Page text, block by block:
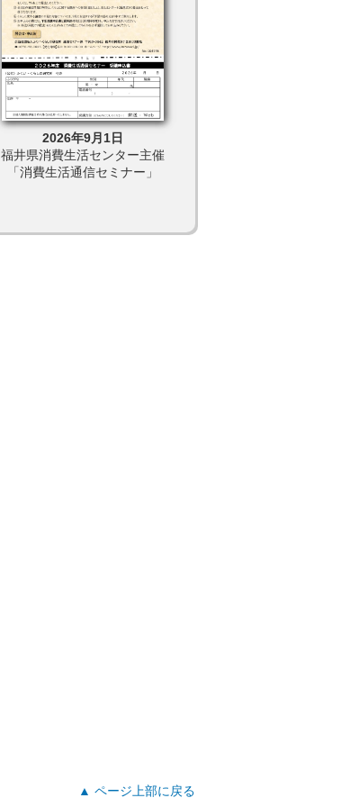
2026年9月1日
福井県消費生活センター主催
「消費生活通信セミナー」
▲ ページ上部に戻る